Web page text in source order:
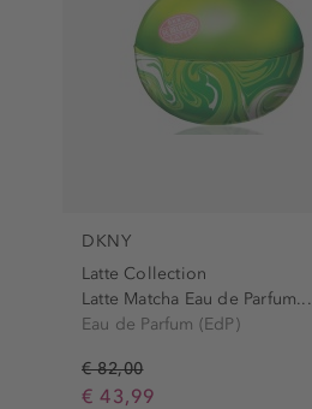
DKNY
Latte Collection
Latte Matcha Eau de Parfum...
Eau de Parfum (EdP)
€ 82,00
€ 43,99